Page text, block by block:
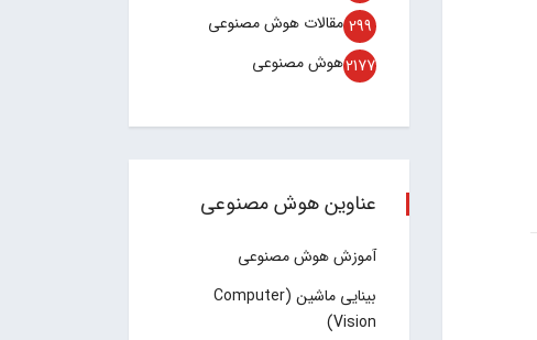
مقالات هوش مصنوعی 299
هوش مصنوعی2177
عناوین هوش مصنوعی
آموزش هوش مصنوعی
بینایی ماشین (Computer
Vision)